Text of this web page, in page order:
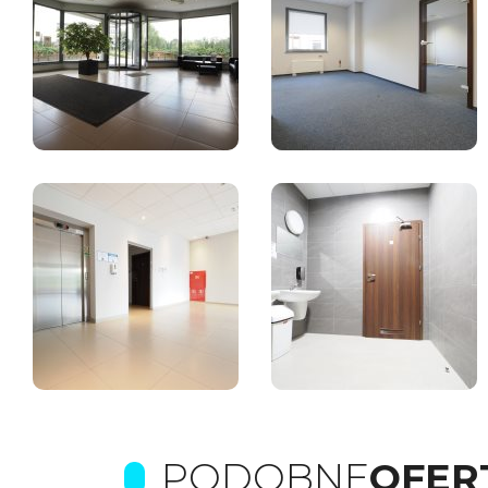
PODOBNE